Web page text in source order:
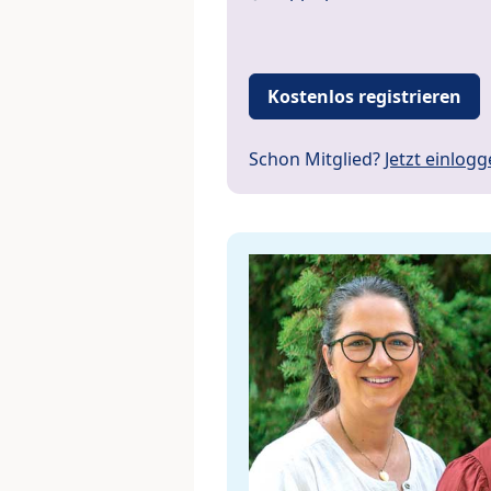
Kostenlos registrieren
Schon Mitglied? Jetzt